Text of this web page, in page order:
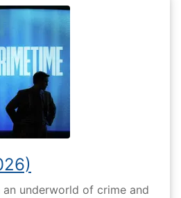
underworld of crime and